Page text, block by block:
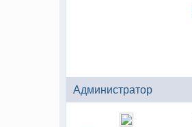
Администратор